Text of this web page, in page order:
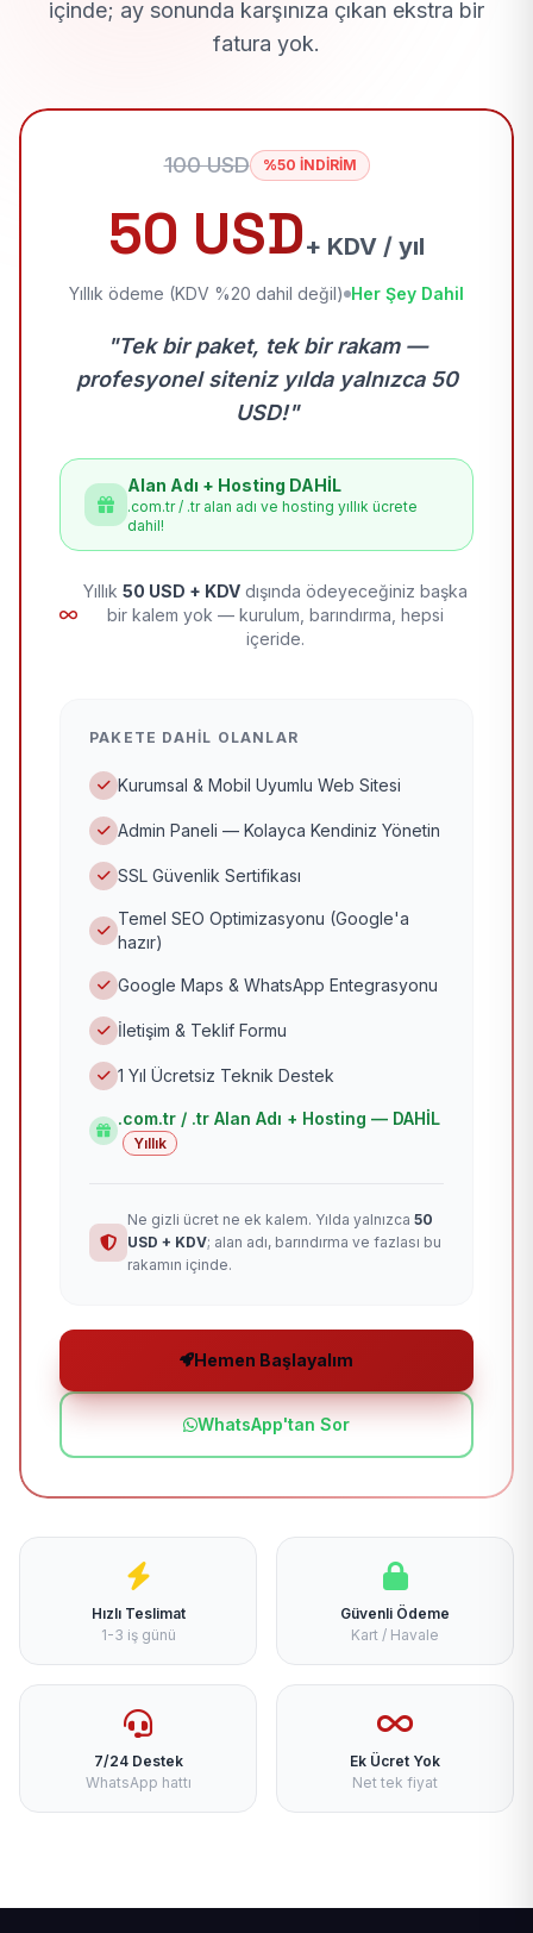
içinde; ay sonunda karşınıza çıkan ekstra bir
fatura yok.
100 USD %50 İNDİRİM
50 USD+ KDV / yıl
Yıllık ödeme (KDV %20 dahil değil) Her Şey Dahil
"Tek bir paket, tek bir rakam —
profesyonel siteniz yılda yalnızca 50
USD!"
Alan Adı + Hosting DAHİL
.com.tr / .tr alan adı ve hosting yıllık ücrete
dahil!
Yıllık 50 USD + KDV dışında ödeyeceğiniz başka
bir kalem yok — kurulum, barındırma, hepsi
içeride.
PAKETE DAHIL OLANLAR
Kurumsal & Mobil Uyumlu Web Sitesi
Admin Paneli — Kolayca Kendiniz Yönetin
SSL Güvenlik Sertifikası
Temel SEO Optimizasyonu (Google'a
hazır)
Google Maps & WhatsApp Entegrasyonu
İletişim & Teklif Formu
1 Yıl Ücretsiz Teknik Destek
.com.tr / .tr Alan Adı + Hosting — DAHİL
Yıllık
Ne gizli ücret ne ek kalem. Yılda yalnızca 50
USD + KDV; alan adı, barındırma ve fazlası bu
rakamın içinde.
Hemen Başlayalım
WhatsApp'tan Sor
Hızlı Teslimat
1-3 iş günü
Güvenli Ödeme
Kart / Havale
7/24 Destek
WhatsApp hattı
Ek Ücret Yok
Net tek fiyat